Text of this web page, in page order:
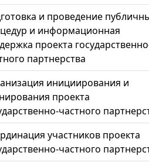
и проведение
и информационная
проекта
партнерства
инициирования и
проекта
частного
участников проекта
частного